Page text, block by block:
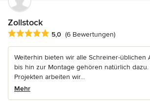
Zollstock
Durchschnittliche Bewertung: 5 von 5
5,0 (6 Bewertungen)
Weiterhin bieten wir alle Schreiner-üblichen
bis hin zur Montage gehören natürlich
Projekten arbeiten wir...
Mehr